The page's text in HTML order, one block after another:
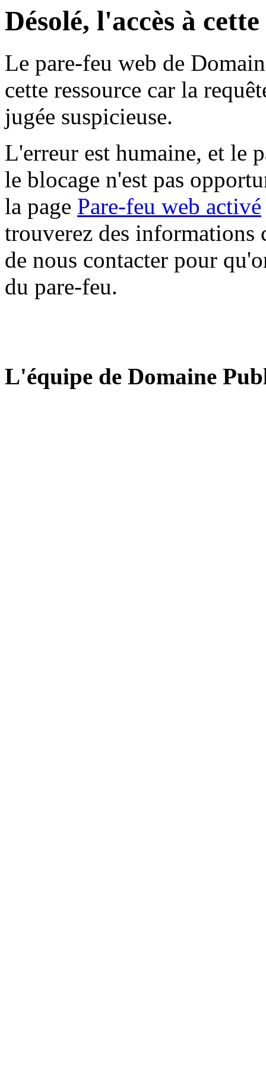
Désolé, l'accès à
Le pare-feu web de
cette ressource car la
jugée suspicieuse.
L'erreur est humaine, et le
le blocage n'est pas
la page Pare-feu web activé
trouverez des informations
de nous contacter pour
du pare-feu.
L'équipe de Domaine